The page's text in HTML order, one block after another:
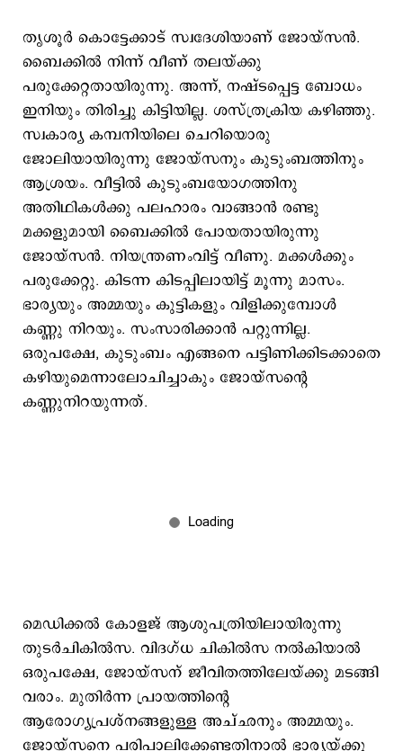
തൃശൂര്‍ കൊട്ടേക്കാട് സ്വദേശിയാണ് ജോയ്സന്‍.
ബൈക്കില്‍ നിന്ന് വീണ് തലയ്ക്കു
പരുക്കേറ്റതായിരുന്നു. അന്ന്, നഷ്ടപ്പെട്ട ബോധം
ഇനിയും തിരിച്ചു കിട്ടിയില്ല. ശസ്ത്രക്രിയ കഴിഞ്ഞു.
സ്വകാര്യ കമ്പനിയിലെ ചെറിയൊരു
ജോലിയായിരുന്നു ജോയ്സനും കുടുംബത്തിനും
ആശ്രയം. വീട്ടില്‍ കുടുംബയോഗത്തിനു
അതിഥികള്‍ക്കു പലഹാരം വാങ്ങാന്‍ രണ്ടു
മക്കളുമായി ബൈക്കില്‍ പോയതായിരുന്നു
ജോയ്സന്‍. നിയന്ത്രണംവിട്ട് വീണു. മക്കള്‍ക്കും
പരുക്കേറ്റു. കിടന്ന കിടപ്പിലായിട്ട് മൂന്നു മാസം.
ഭാര്യയും അമ്മയും കുട്ടികളും വിളിക്കുമ്പോള്‍
കണ്ണു നിറയും. സംസാരിക്കാന്‍ പറ്റുന്നില്ല.
ഒരുപക്ഷേ, കുടുംബം എങ്ങനെ പട്ടിണിക്കിടക്കാതെ
കഴിയുമെന്നാലോചിച്ചാകും ജോയ്സന്‍റെ
കണ്ണുനിറയുന്നത്.
മെഡിക്കല്‍ കോളജ് ആശുപത്രിയിലായിരുന്നു
തുടര്‍ചികില്‍സ. വിദഗ്ധ ചികില്‍സ നല്‍കിയാല്‍
ഒരുപക്ഷേ, ജോയ്സന് ജീവിതത്തിലേയ്ക്കു മടങ്ങി
വരാം. മുതിര്‍ന്ന പ്രായത്തിന്‍റെ
ആരോഗ്യപ്രശ്നങ്ങളുള്ള അച്ഛനും അമ്മയും.
ജോയ്സനെ പരിപാലിക്കേണ്ടതിനാല്‍ ഭാര്യയ്ക്കു